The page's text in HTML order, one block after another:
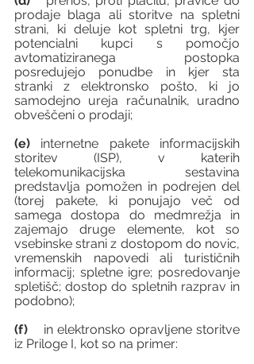
prodaje blaga ali storitve na spletni
strani, ki deluje kot spletni trg, kjer
potencialni kupci s pomočjo
avtomatiziranega postopka
posredujejo ponudbe in kjer sta
stranki z elektronsko pošto, ki jo
samodejno ureja računalnik, uradno
obveščeni o prodaji;
(e) internetne pakete informacijskih
storitev (ISP), v katerih
telekomunikacijska sestavina
predstavlja pomožen in podrejen del
(torej pakete, ki ponujajo več od
samega dostopa do medmrežja in
zajemajo druge elemente, kot so
vsebinske strani z dostopom do novic,
vremenskih napovedi ali turističnih
informacij; spletne igre; posredovanje
spletišč; dostop do spletnih razprav in
podobno);
(f)
    in elektronsko opravljene storitve
iz Priloge I, kot so na primer: